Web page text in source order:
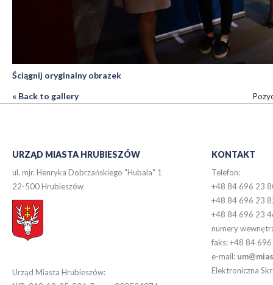
Ściągnij oryginalny obrazek
« Back to gallery
URZĄD MIASTA HRUBIESZÓW
ul. mjr. Henryka Dobrzańskiego "Hubala" 1
22-500 Hrubieszów
Urząd Miasta Hrubieszów:
KONTAKT
Telefon:
+48 84 696 23
+48 84 696 23
+48 84 696 23
numery
faks: +48 84
e-mail:
Elektroniczna